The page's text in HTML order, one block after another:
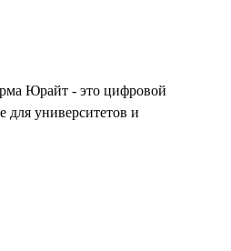
Юрайт - это цифровой
для университетов и